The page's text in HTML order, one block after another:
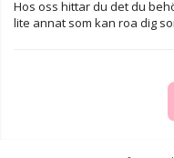
Hos oss hittar du det du
lite annat som kan roa dig